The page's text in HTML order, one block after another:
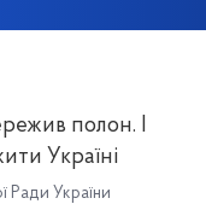
полон. І
Україні
Ради України